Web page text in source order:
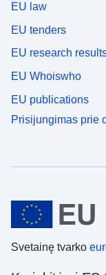
EU law
EU tenders
EU research
EU Whoiswho
EU publications
Prisijungimas prie
Svetainę tvarko